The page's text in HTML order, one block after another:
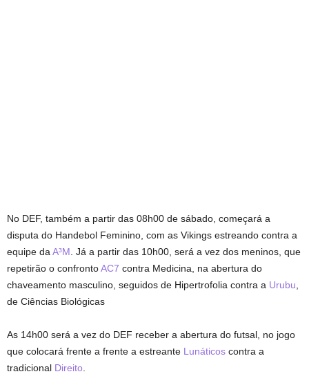
No DEF, também a partir das 08h00 de sábado, começará a
disputa do Handebol Feminino, com as Vikings estreando contra a
equipe da A³M . Já a partir das 10h00, será a vez dos meninos, que
repetirão o confrontoAC7 contra Medicina, na abertura do
chaveamento masculino, seguidos de Hipertrofolia contra a Urubu
de Ciências Biológicas
As 14h00 será a vez do DEF receber a abertura do futsal, no jogo
que colocará frente a frente a estreante Lunáticos contra a
tradicional Direito